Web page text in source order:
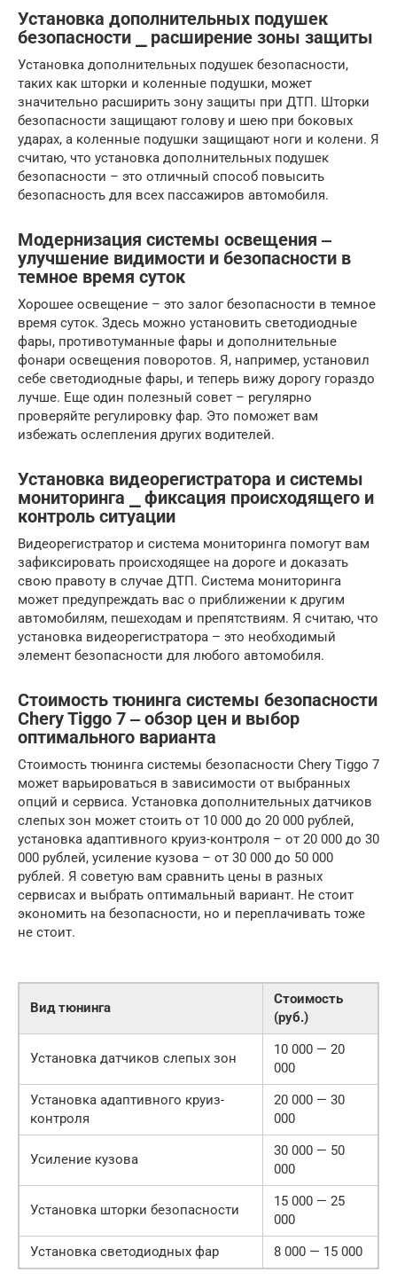
Установка дополнительных подушек
безопасности ⎯ расширение зоны защиты
Установка дополнительных подушек безопасности,
таких как шторки и коленные подушки, может
значительно расширить зону защиты при ДТП. Шторки
безопасности защищают голову и шею при боковых
ударах, а коленные подушки защищают ноги и колени. Я
считаю, что установка дополнительных подушек
безопасности – это отличный способ повысить
безопасность для всех пассажиров автомобиля.
Модернизация системы освещения ‒
улучшение видимости и безопасности в
темное время суток
Хорошее освещение – это залог безопасности в темное
время суток. Здесь можно установить светодиодные
фары, противотуманные фары и дополнительные
фонари освещения поворотов. Я, например, установил
себе светодиодные фары, и теперь вижу дорогу гораздо
лучше. Еще один полезный совет – регулярно
проверяйте регулировку фар. Это поможет вам
избежать ослепления других водителей.
Установка видеорегистратора и системы
мониторинга ⎯ фиксация происходящего и
контроль ситуации
Видеорегистратор и система мониторинга помогут вам
зафиксировать происходящее на дороге и доказать
свою правоту в случае ДТП. Система мониторинга
может предупреждать вас о приближении к другим
автомобилям, пешеходам и препятствиям. Я считаю, что
установка видеорегистратора – это необходимый
элемент безопасности для любого автомобиля.
Стоимость тюнинга системы безопасности
Chery Tiggo 7 ‒ обзор цен и выбор
оптимального варианта
Стоимость тюнинга системы безопасности Chery Tiggo 7
может варьироваться в зависимости от выбранных
опций и сервиса. Установка дополнительных датчиков
слепых зон может стоить от 10 000 до 20 000 рублей,
установка адаптивного круиз-контроля – от 20 000 до 30
000 рублей, усиление кузова – от 30 000 до 50 000
рублей. Я советую вам сравнить цены в разных
сервисах и выбрать оптимальный вариант. Не стоит
экономить на безопасности, но и переплачивать тоже
не стоит.
Вид тюнинга
Стоимость
(руб.)
Установка датчиков слепых зон
10 000 — 20
000
Установка адаптивного круиз-
контроля
20 000 — 30
000
Усиление кузова
30 000 — 50
000
Установка шторки безопасности
15 000 — 25
000
Установка светодиодных фар
8 000 — 15 000